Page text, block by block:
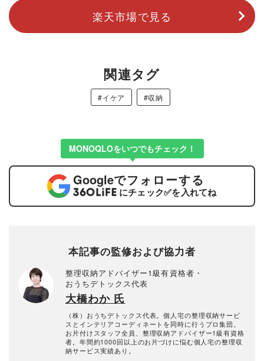
楽天市場で見る
関連タグ
#イケア #収納
MONOQLOをいつでもチェック！
Googleでフォローする
にチェック✅を入れてね
本記事の監修および協力者
整理収納アドバイザー1級有資格者・
おうちデトックス代表
大橋わか 氏
（株）おうちデトックス代表。個人宅の整理収納サービ
スとインテリアコーディネートを同時に行うプロ集団。
お片付けスタッフ全員、整理収納アドバイザー1級有資格
者。年間約1000回以上のお片づけに悩む個人宅の整理収
納サービス実績あり。